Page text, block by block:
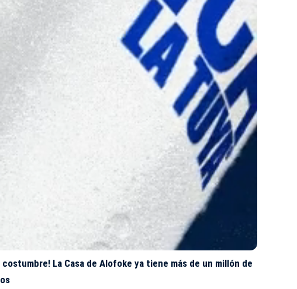
costumbre! La Casa de Alofoke ya tiene más de un millón de